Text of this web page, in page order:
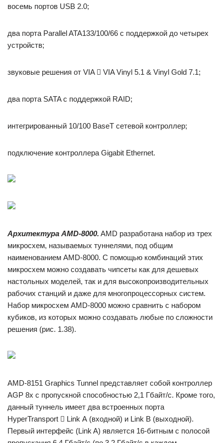
восемь портов USB 2.0;
два порта Parallel ATA133/100/66 с поддержкой до четырех
устройств;
звуковые решения от VIA  VIA Vinyl 5.1 & Vinyl Gold 7.1;
два порта SATA с поддержкой RAID;
интегрированный 10/100 BaseT сетевой контроллер;
подключение контроллера Gigabit Ethernet.
Архитектура AMD-8000. AMD разработана набор из трех
мик­росхем, называемых туннелями, под общим
наименованием AMD-8000. С помощью комбинаций этих
микросхем можно созда­вать чипсеты как для дешевых
настольных моделей, так и для высо­копроизводительных
рабочих станций и даже для многопроцессор­ных систем.
Набор микросхем AMD-8000 можно сравнить с набо­ром
кубиков, из которых можно создавать любые по сложности
решения (рис. 1.38).
AMD-8151 Graphics Tunnel представляет собой кон­троллер
AGP 8х с пропускной способностью 2,1 Гбайт/с. Кроме того,
данный туннель имеет два встроенных порта
HyperTransport  Link А (входной) и Link В (выходной).
Первый интерфейс (Link A) является 16-битным с полосой